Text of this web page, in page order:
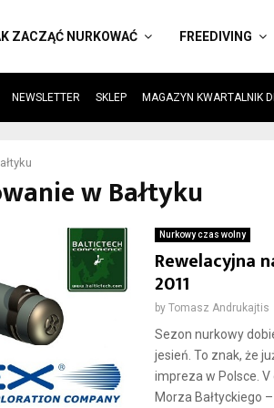
ZACZĄĆ NURKOWAĆ FREEDIVING
NEWSLETTER SKLEP MAGAZYN KWARTALNIK
w Bałtyku
Nurkowy czas wolny
Rewelacyjna
2011
by Tomasz Andrukajtis
Sezon nurkowy
jesień. To znak, że
impreza w Polsce.
Morza Bałtyckiego